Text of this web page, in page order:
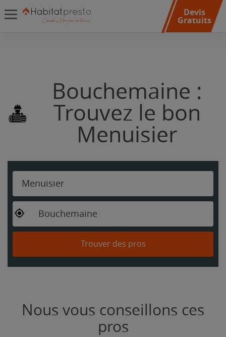
Devis
Gratuits
Bouchemaine :
Trouvez le bon
Menuisier
Menuisier
Bouchemaine
Trouver des pros
Nous vous conseillons ces
pros